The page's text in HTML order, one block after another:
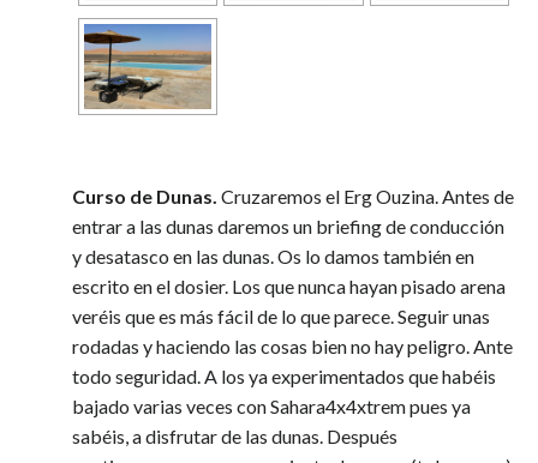
Curso de Dunas. Cruzaremos el Erg Ouzina. Antes de
entrar a las dunas daremos un briefing de conducción
y desatasco en las dunas. Os lo damos también en
escrito en el dosier. Los que nunca hayan pisado arena
veréis que es más fácil de lo que parece. Seguir unas
rodadas y haciendo las cosas bien no hay peligro. Ante
todo seguridad. A los ya experimentados que habéis
bajado varias veces con Sahara4x4xtrem pues ya
sabéis, a disfrutar de las dunas. Después